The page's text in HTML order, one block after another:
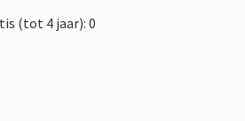
(tot 4 jaar): 0